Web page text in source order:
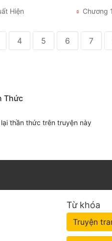
Hiện Chương
4 5 6 7
Thức
thần thức trên truyện này
Từ khóa
Truyện